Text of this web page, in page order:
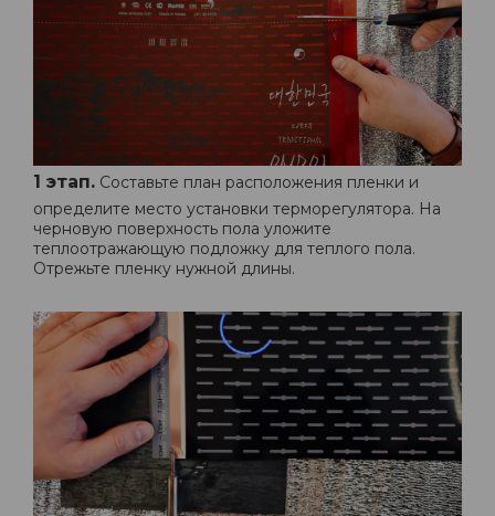
1 этап. Составьте план расположения пленки и
определите место установки терморегулятора. На
черновую поверхность пола уложите
теплоотражающую подложку для теплого пола.
Отрежьте пленку нужной длины.